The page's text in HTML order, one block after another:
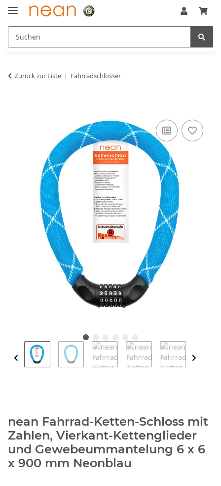
Zurück zur Liste Fahrradschlösser
nean Fahrrad-Ketten-Schloss mit
Zahlen, Vierkant-Kettenglieder
und Gewebeummantelung 6 x 6
x 900 mm Neonblau